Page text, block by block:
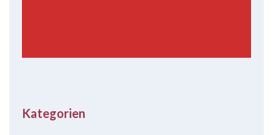
Kategorien